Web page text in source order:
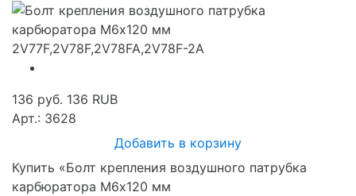
136 руб. 136 RUB
Арт.: 3628
Добавить в корзину
Купить «Болт крепления воздушного патрубка
карбюратора M6х120 мм